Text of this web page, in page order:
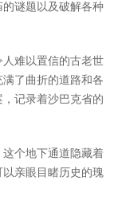
谜题以及破解各种
难以置信的古老世
了曲折的道路和各
记录着沙巴克省的
个地下通道隐藏着
亲眼目睹历史的瑰